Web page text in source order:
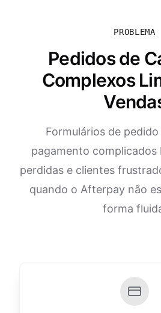
PROBLEMA
Pedidos de
Complexos
Formulários de
pagamento complicados
perdidas e clientes
quando o Afterpay não
forma